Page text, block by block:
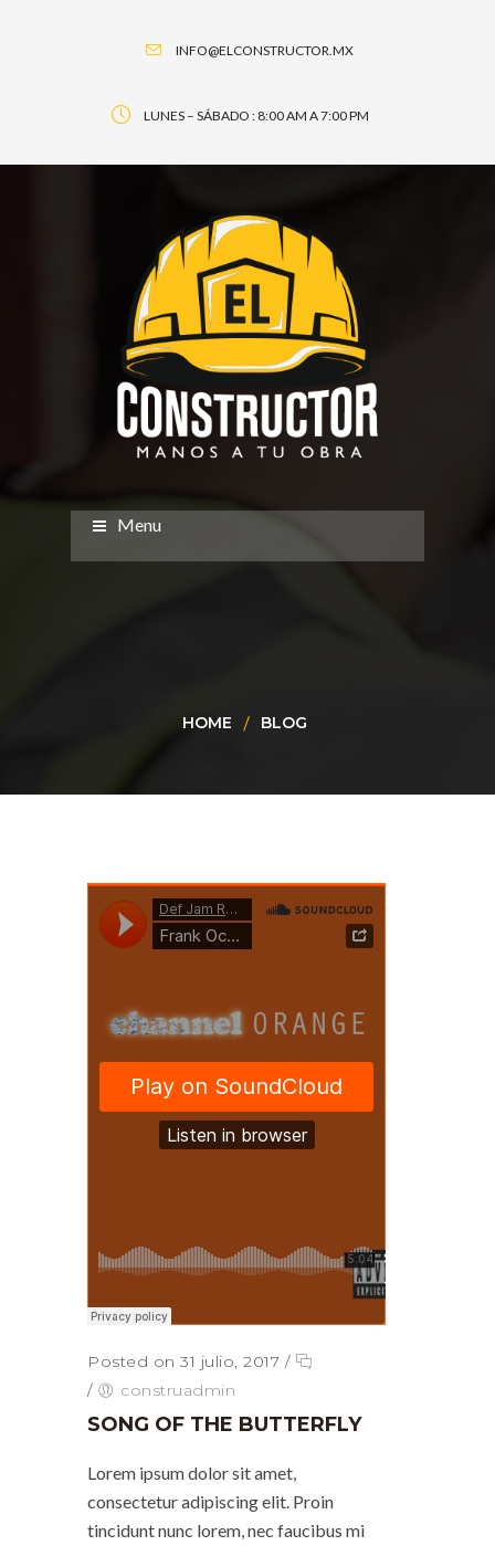
INFO@ELCONSTRUCTOR.MX
LUNES – SÁBADO : 8:00 AM A 7:00 PM
Menu
HOME BLOG
Posted on 31 julio, 2017 /
/
construadmin
SONG OF THE BUTTERFLY
Lorem ipsum dolor sit amet,
consectetur adipiscing elit. Proin
tincidunt nunc lorem, nec faucibus mi